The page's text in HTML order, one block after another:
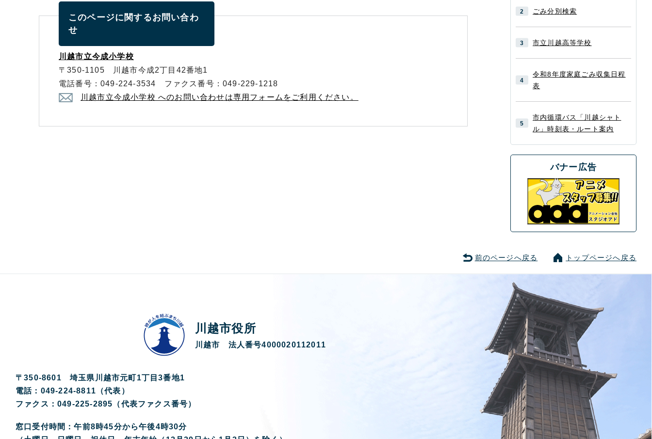
このページに関するお問い合わ
せ
川越市立今成小学校
〒350-1105 川越市今成2丁目42番地1
電話番号：049-224-3534 ファクス番号：049-229-1218
川越市立今成小学校 へのお問い合わせは専用フォームをご利用ください。
ごみ分別検索
市立川越高等学校
令和8年度家庭ごみ収集日程
表
市内循環バス「川越シャト
ル」時刻表・ルート案内
バナー広告
前のページへ戻る トップページへ戻る
川越市役所
川越市 法人番号4000020112011
〒350-8601 埼玉県川越市元町1丁目3番地1
電話：049-224-8811（代表）
ファクス：049-225-2895（代表ファクス番号）
窓口受付時間：午前8時45分から午後4時30分